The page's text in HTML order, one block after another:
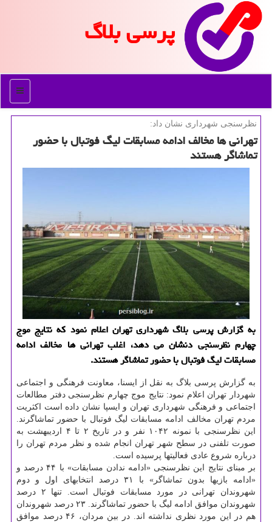
پرسی بلاگ
منو
نظرسنجی شهرداری نشان داد:
تهرانی ها مخالف ادامه مسابقات لیگ فوتبال با حضور
تماشاگر هستند
به گزارش پرسی بلاگ شهرداری تهران اعلام نمود كه نتایج موج
چهارم نظرسنجی دنشان می دهد، اغلب تهرانی ها مخالف ادامه
مسابقات لیگ فوتبال با حضور تماشاگر هستند.
به گزارش پرسی بلاگ به نقل از ایسنا، معاونت فرهنگی و اجتماعی
شهردار تهران اعلام نمود: نتایج موج چهارم نظرسنجی دفتر مطالعات
اجتماعی و فرهنگی شهرداری تهران و ایسپا نشان داده است اکثریت
مردم تهران مخالف ادامه مسابقات لیگ فوتبال با حضور تماشاگرند.
این نظرسنجی با نمونه ۱۰۴۲ نفر و در تاریخ ۲ تا ۴ اردیبهشت به
صورت تلفنی در سطح شهر تهران انجام شده و نظر مردم تهران را
درباره شروع عادی فعالیت­ها پرسیده است.
بر مبنای نتایج این نظرسنجی «ادامه ندادن مسابقات» با ۴۴ درصد و
«ادامه بازی­ها بدون تماشاگر» با ۳۱ درصد انتخاب­های اول و دوم
شهروندان تهرانی در مورد مسابقات فوتبال است. تنها ۲ درصد
شهروندان موافق ادامه لیگ با حضور تماشاگرند. ۲۳ درصد شهروندان
هم در این مورد نظری نداشته­ اند. در بین مردان، ۴۶ درصد موافق